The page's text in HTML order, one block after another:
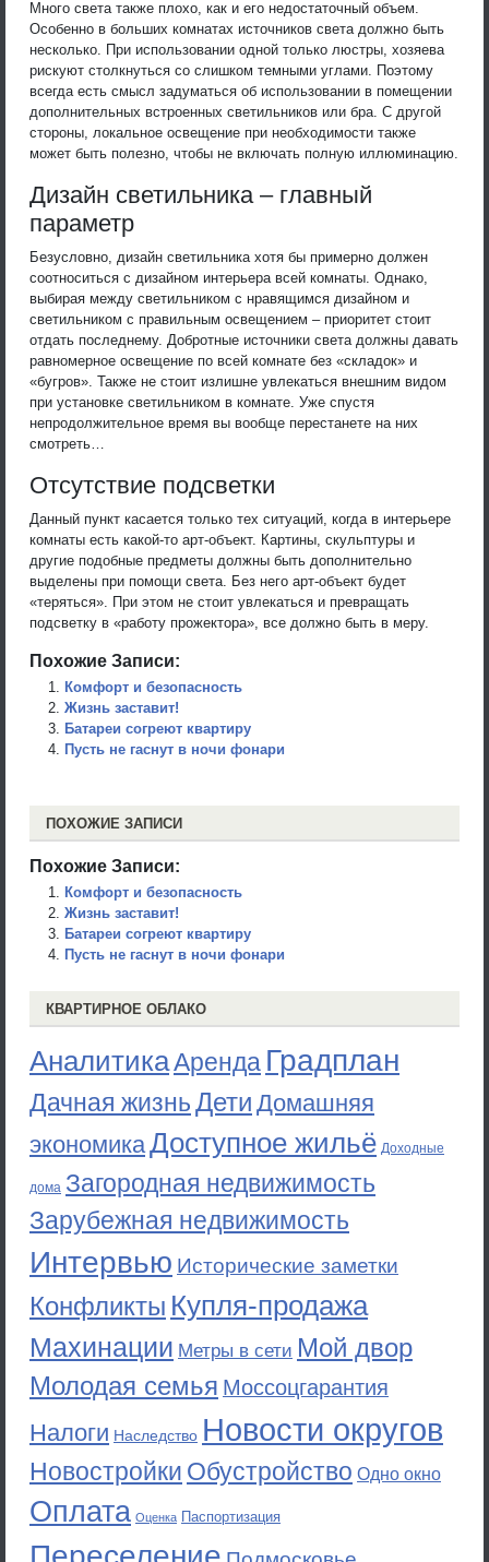
Много света также плохо, как и его недостаточный объем.
Особенно в больших комнатах источников света должно быть
несколько. При использовании одной только люстры, хозяева
рискуют столкнуться со слишком темными углами. Поэтому
всегда есть смысл задуматься об использовании в помещении
дополнительных встроенных светильников или бра. С другой
стороны, локальное освещение при необходимости также
может быть полезно, чтобы не включать полную иллюминацию.
Дизайн светильника – главный
параметр
Безусловно, дизайн светильника хотя бы примерно должен
соотноситься с дизайном интерьера всей комнаты. Однако,
выбирая между светильником с нравящимся дизайном и
светильником с правильным освещением – приоритет стоит
отдать последнему. Добротные источники света должны давать
равномерное освещение по всей комнате без «складок» и
«бугров». Также не стоит излишне увлекаться внешним видом
при установке светильником в комнате. Уже спустя
непродолжительное время вы вообще перестанете на них
смотреть…
Отсутствие подсветки
Данный пункт касается только тех ситуаций, когда в интерьере
комнаты есть какой-то арт-объект. Картины, скульптуры и
другие подобные предметы должны быть дополнительно
выделены при помощи света. Без него арт-объект будет
«теряться». При этом не стоит увлекаться и превращать
подсветку в «работу прожектора», все должно быть в меру.
Похожие Записи:
Комфорт и безопасность
Жизнь заставит!
Батареи согреют квартиру
Пусть не гаснут в ночи фонари
ПОХОЖИЕ ЗАПИСИ
Похожие Записи:
Комфорт и безопасность
Жизнь заставит!
Батареи согреют квартиру
Пусть не гаснут в ночи фонари
КВАРТИРНОЕ ОБЛАКО
АналитикаАренда Градплан
Дачная жизньДети Домашняя
экономикаДоступное жильё Доходные
дома Загородная недвижимость
Зарубежная недвижимость
Интервью Исторические заметки
Конфликты Купля-продажа
Махинации Метры в сети Мой двор
Молодая семья Моссоцгарантия
Налоги Наследство Новости округов
Новостройки Обустройство Одно окно
Оплата Оценка Паспортизация